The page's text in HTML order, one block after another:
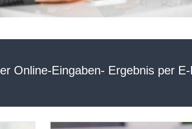
Online-Eingaben- Ergebnis per